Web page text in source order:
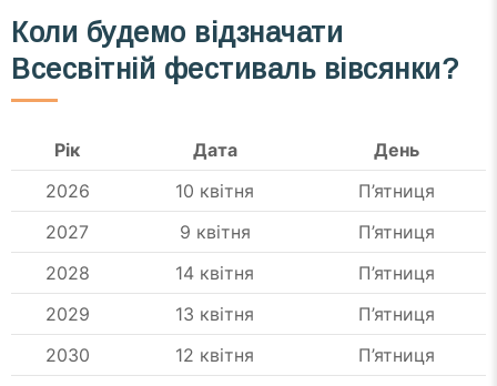
Коли будемо відзначати
Всесвітній фестиваль вівсянки?
Рік Дата
День
2026
10 квітня
П’ятниця
2027
9 квітня
П’ятниця
2028
14 квітня
П’ятниця
2029
13 квітня
П’ятниця
2030
12 квітня П’ятниця